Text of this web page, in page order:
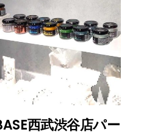
西武渋谷店パー